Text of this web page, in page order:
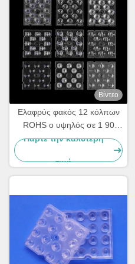
Βίντεο
Ελαφρύς φακός 12 κόλπων
ROHS ο υψηλός σε 1 90
βαθμό SMD 5050 οδήγησε
Πάρτε την καλύτερη
τιμή